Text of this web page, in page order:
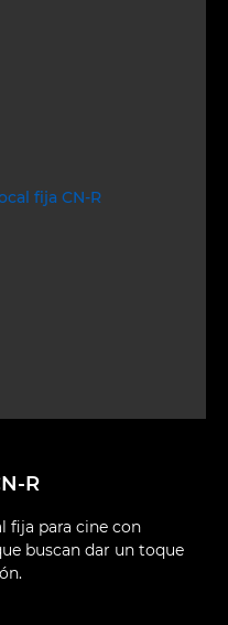
R
fija para cine con
buscan dar un toque